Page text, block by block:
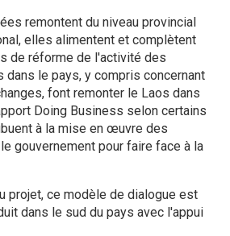
remontent du niveau provincial
elles alimentent et complètent
de réforme de l'activité des
dans le pays, y compris concernant
font remonter le Laos dans
Doing Business selon certains
à la mise en œuvre des
gouvernement pour faire face à la
projet, ce modèle de dialogue est
dans le sud du pays avec l'appui